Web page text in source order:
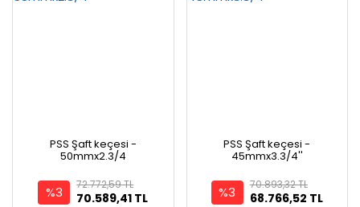
PSS Şaft keçesi -
50mmx2.3/4
%3 70.589,41 TL
72.772,59 TL
PSS Şaft keçesi -
45mmx3.3/4''
%3 68.766,52 TL
70.893,32 TL